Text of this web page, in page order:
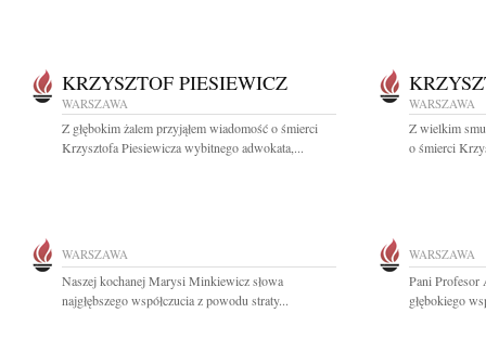
KRZYSZTOF PIESIEWICZ
WARSZAWA
Z głębokim żalem przyjąłem wiadomość o śmierci
Krzysztofa Piesiewicza wybitnego adwokata,...
WARSZAWA
Z wielkim
o śmierci
WARSZAWA
Naszej kochanej Marysi Minkiewicz słowa
najgłębszego współczucia z powodu straty...
WARSZAWA
Pani Profesor
głębokiego